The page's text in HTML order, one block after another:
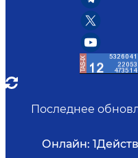
Последнее
Онлайн: 1